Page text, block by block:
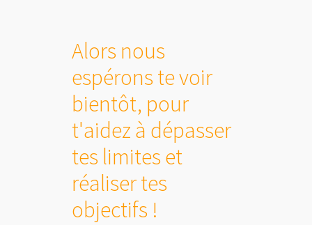
Alors nous
espérons te voir
bientôt, pour
t'aidez à dépasser
tes limites et
réaliser tes
objectifs !